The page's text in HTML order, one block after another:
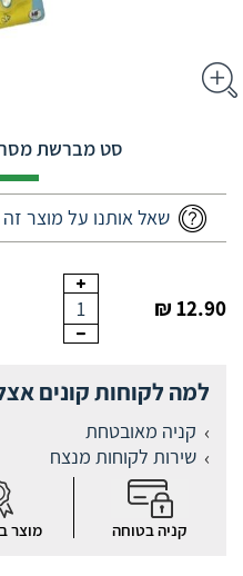
סט מברשת מסרק
שאל אותנו על מוצר זה
12.90 ₪
1
למה לקוחות קונים
קניה מאובטחת
שירות לקוחות מנצח
קניה בטוחה מוצר